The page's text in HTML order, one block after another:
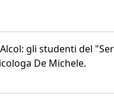
gli studenti del
De Michele.